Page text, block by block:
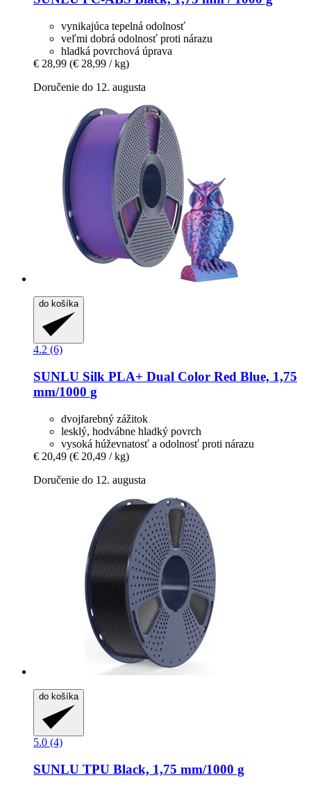
vynikajúca tepelná odolnosť
veľmi dobrá odolnosť proti nárazu
hladká povrchová úprava
€ 28,99 (€ 28,99 / kg)
Doručenie do 12. augusta
do košíka
4.2 (6)
SUNLU Silk PLA+ Dual Color Red Blue, 1,75
mm/1000 g
dvojfarebný zážitok
lesklý, hodvábne hladký povrch
vysoká húževnatosť a odolnosť proti nárazu
€ 20,49 (€ 20,49 / kg)
Doručenie do 12. augusta
do košíka
5.0 (4)
SUNLU TPU Black, 1,75 mm/1000 g